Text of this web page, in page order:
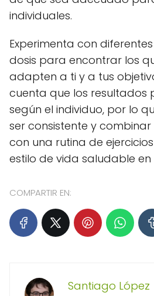
individuales.
Experimenta con
dosis para encontrar los
adapten a ti y a tus
cuenta que los resultados
según el individuo, por lo
ser consistente y
con una rutina de
estilo de vida saludable en
COMPARTIR EN:
Santiago López